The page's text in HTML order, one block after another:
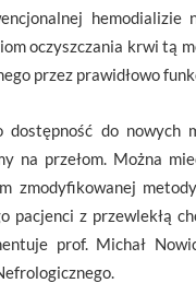
hemodializie
oczyszczania krwi tą
przez prawidłowo
dostępność do nowych
na przełom. Można
zmodyfikowanej
pacjenci z przewlekłą
prof. Michał